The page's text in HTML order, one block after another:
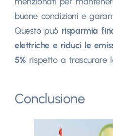
buone condizioni e
Questo può risparmia
elettriche e riduci le
5% rispetto a trascurare
Conclusione